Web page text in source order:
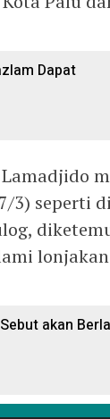
Dapat
3) seperti
akan